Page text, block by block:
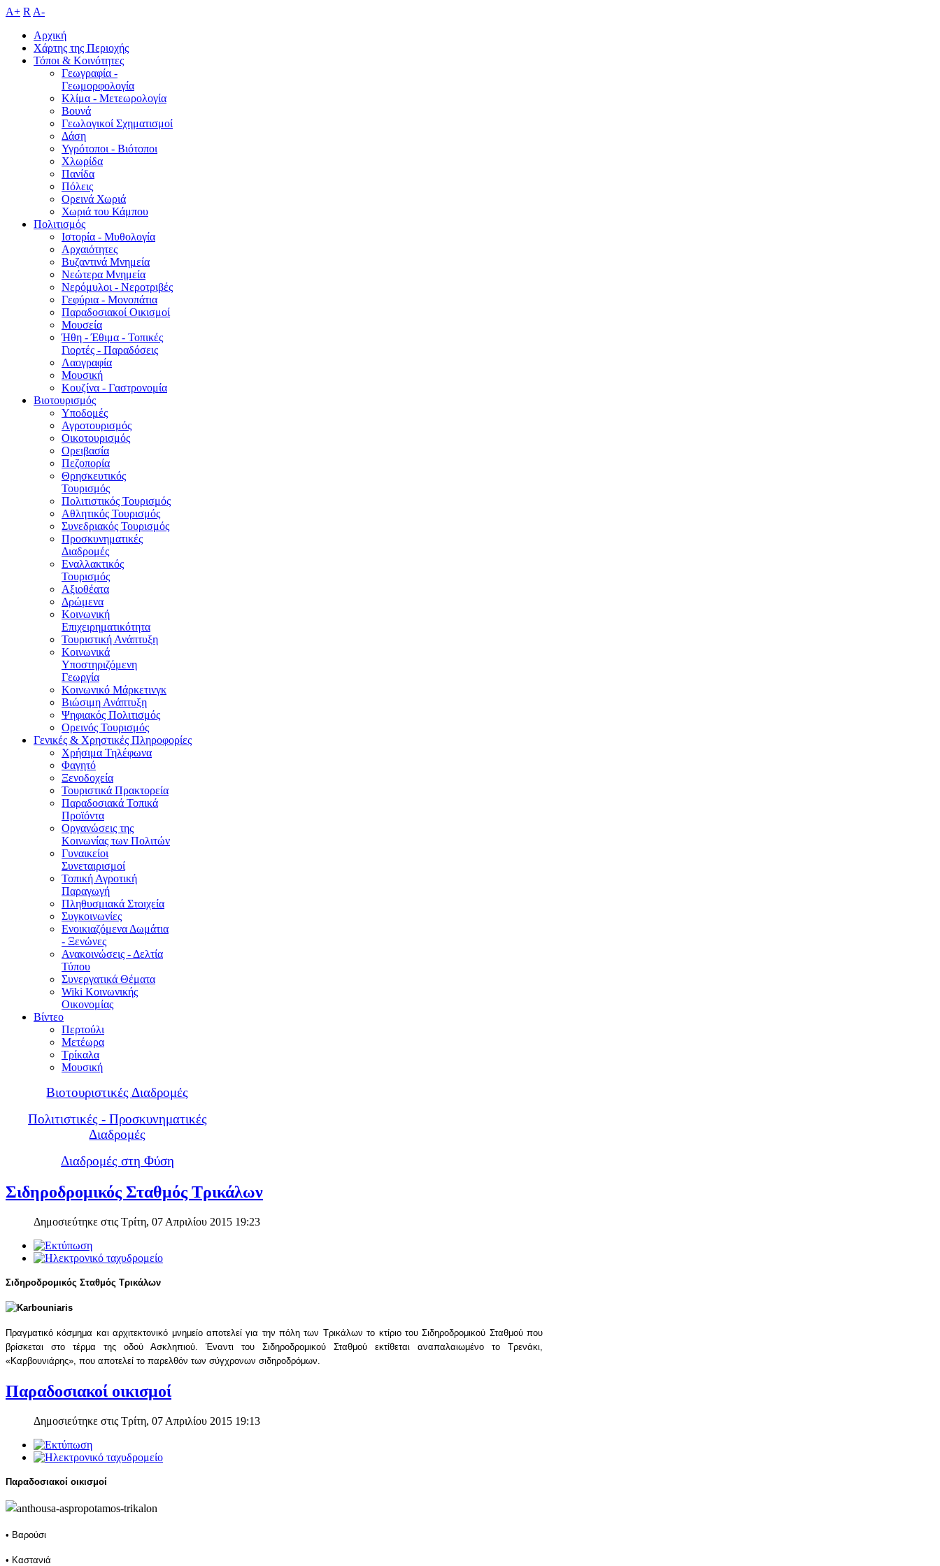
A+ R A-
Αρχική
Χάρτης της Περιοχής
Τόποι & Κοινότητες
Γεωγραφία -
Γεωμορφολογία
Κλίμα - Mετεωρολογία
Βουνά
Γεωλογικοί Σχηματισμοί
Δάση
Υγρότοποι - Βιότοποι
Χλωρίδα
Πανίδα
Πόλεις
Ορεινά Χωριά
Χωριά του Κάμπου
Πολιτισμός
Ιστορία - Μυθολογία
Αρχαιότητες
Βυζαντινά Μνημεία
Νεώτερα Μνημεία
Νερόμυλοι - Nεροτριβές
Γεφύρια - Μονοπάτια
Παραδοσιακοί Οικισμοί
Μουσεία
Ήθη - Έθιμα - Τοπικές
Γιορτές - Παραδόσεις
Λαογραφία
Μουσική
Κουζίνα - Γαστρονομία
Βιοτουρισμός
Υποδομές
Αγροτουρισμός
Οικοτουρισμός
Ορειβασία
Πεζοπορία
Θρησκευτικός
Τουρισμός
Πολιτιστικός Τουρισμός
Αθλητικός Τουρισμός
Συνεδριακός Τουρισμός
Προσκυνηματικές
Διαδρομές
Εναλλακτικός
Τουρισμός
Αξιοθέατα
Δρώμενα
Κοινωνική
Επιχειρηματικότητα
Τουριστική Ανάπτυξη
Κοινωνικά
Υποστηριζόμενη
Γεωργία
Κοινωνικό Μάρκετινγκ
Βιώσιμη Ανάπτυξη
Ψηφιακός Πολιτισμός
Ορεινός Τουρισμός
Γενικές & Χρηστικές Πληροφορίες
Χρήσιμα Τηλέφωνα
Φαγητό
Ξενοδοχεία
Τουριστικά Πρακτορεία
Παραδοσιακά Τοπικά
Προϊόντα
Οργανώσεις της
Κοινωνίας των Πολιτών
Γυναικείοι
Συνεταιρισμοί
Τοπική Αγροτική
Παραγωγή
Πληθυσμιακά Στοιχεία
Συγκοινωνίες
Ενοικιαζόμενα Δωμάτια
- Ξενώνες
Ανακοινώσεις - Δελτία
Τύπου
Συνεργατικά Θέματα
Wiki Κοινωνικής
Οικονομίας
Βίντεο
Περτούλι
Μετέωρα
Τρίκαλα
Μουσική
Βιοτουριστικές Διαδρομές
Πολιτιστικές - Προσκυνηματικές
Διαδρομές
Διαδρομές στη Φύση
Σιδηροδρομικός Σταθμός Τρικάλων
Δημοσιεύτηκε στις Τρίτη, 07 Απριλίου 2015 19:23
Σιδηροδρομικός Σταθμός Τρικάλων
Πραγματικό κόσμημα και αρχιτεκτονικό μνημείο αποτελεί για την πόλη των Τρικάλων το κτίριο του Σιδηροδρομικού Σταθμού που
βρίσκεται στο τέρμα της οδού Ασκληπιού. Έναντι του Σιδηροδρομικού Σταθμού εκτίθεται αναπαλαιωμένο το Τρενάκι,
«Καρβουνιάρης», που αποτελεί το παρελθόν των σύγχρονων σιδηροδρόμων.
Παραδοσιακοί οικισμοί
Δημοσιεύτηκε στις Τρίτη, 07 Απριλίου 2015 19:13
Παραδοσιακοί οικισμοί
• Βαρούσι
• Καστανιά